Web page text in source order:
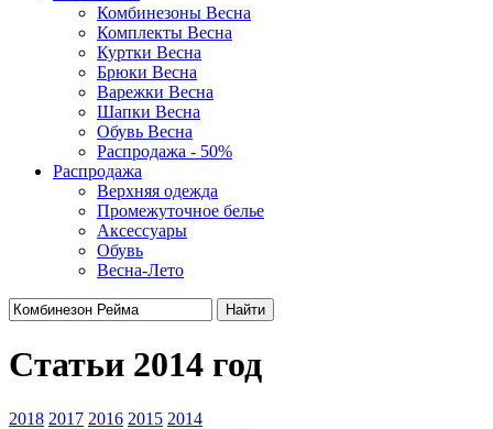
Комбинезоны Весна
Комплекты Весна
Куртки Весна
Брюки Весна
Варежки Весна
Шапки Весна
Обувь Весна
Распродажа - 50%
Распродажа
Верхняя одежда
Промежуточное белье
Аксессуары
Обувь
Весна-Лето
Найти
Статьи 2014 год
2018 2017 2016 2015 2014